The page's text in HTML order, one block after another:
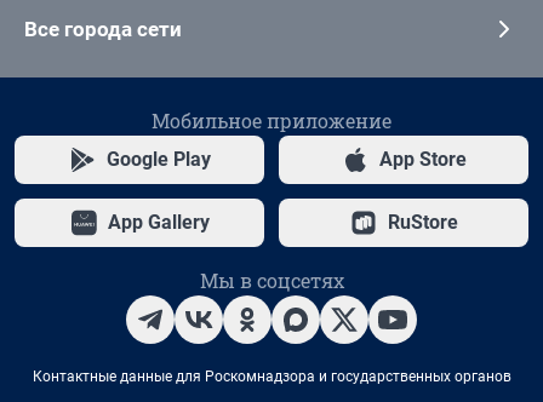
Все города сети
Мобильное приложение
Google Play App Store
App Gallery RuStore
Мы в соцсетях
Контактные данные для Роскомнадзора и государственных органов